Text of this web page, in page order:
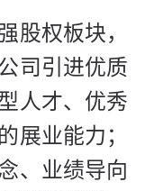
股权板块，
司引进优质
人才、优秀
展业能力；
、业绩导向